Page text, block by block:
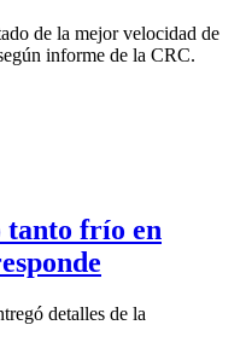
de la mejor velocidad de
informe de la CRC.
tanto frío en
detalles de la